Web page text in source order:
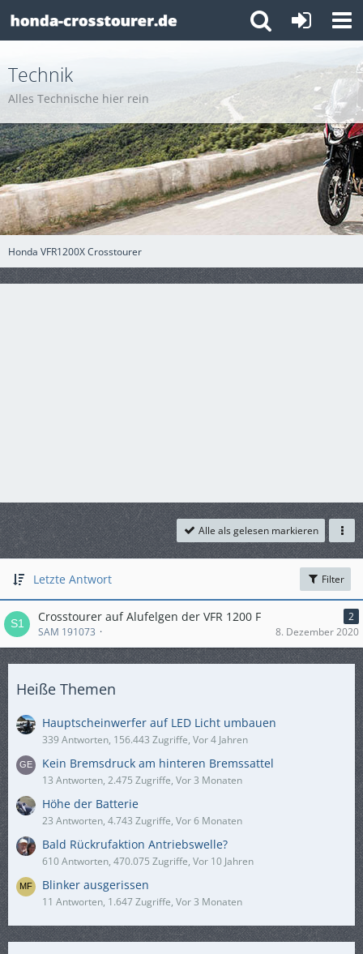
Honda VFR1200X Crosstourer
Technik
Alles Technische hier rein
Alle als gelesen markieren
Letzte Antwort Filter
Crosstourer auf Alufelgen der VFR 1200 F
2
SAM 191073
8. Dezember 2020
Heiße Themen
Hauptscheinwerfer auf LED Licht umbauen
339 Antworten, 156.443 Zugriffe, Vor 4 Jahren
Kein Bremsdruck am hinteren Bremssattel
13 Antworten, 2.475 Zugriffe, Vor 3 Monaten
Höhe der Batterie
23 Antworten, 4.743 Zugriffe, Vor 6 Monaten
Bald Rückrufaktion Antriebswelle?
610 Antworten, 470.075 Zugriffe, Vor 10 Jahren
Blinker ausgerissen
11 Antworten, 1.647 Zugriffe, Vor 3 Monaten